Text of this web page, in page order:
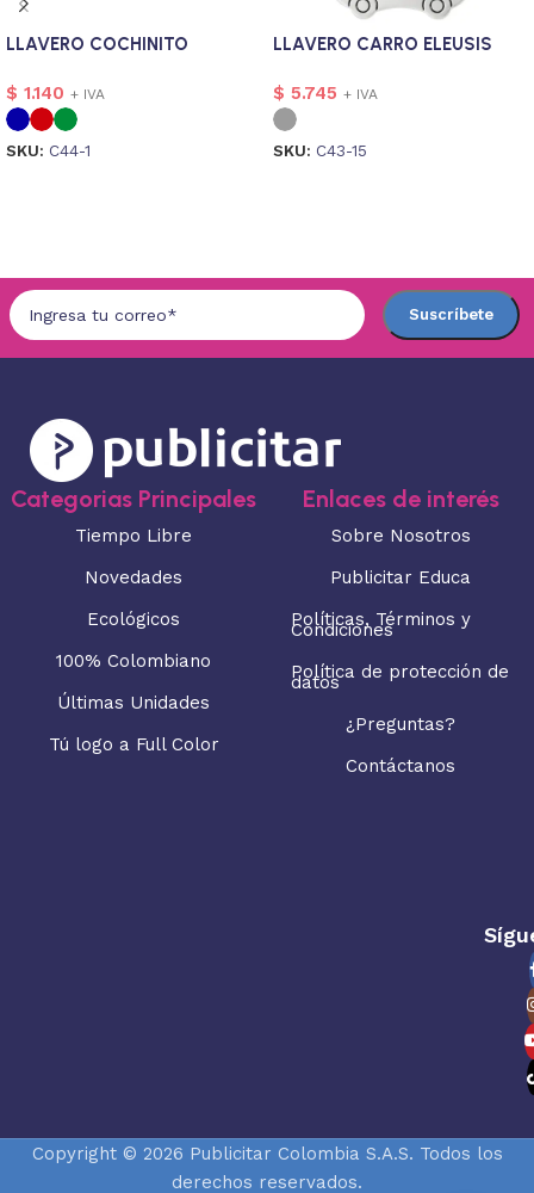
LLAVERO COCHINITO
$ 1.140 + IVA
SKU: C44-1
LLAVERO CARRO ELEUSIS
$ 5.745 + IVA
SKU: C43-15
Categorias Principales
Tiempo Libre
Novedades
Ecológicos
100% Colombiano
Últimas Unidades
Tú logo a Full Color
Enlaces de interés
Sobre Nosotros
Publicitar Educa
Políticas, Términos y
Condiciones
Política de protección de
datos
¿Preguntas?
Contáctanos
Copyright © 2026 Publicitar Colombia S.A.S. Todos los
derechos reservados.